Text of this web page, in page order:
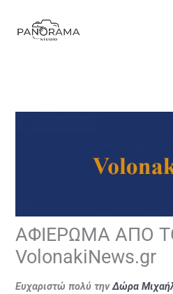
περιεχόμενο
ΑΦΙΕΡΩΜΑ ΑΠΟ
VolonakiNews.gr
Ευχαριστώ πολύ τηνΔώρα